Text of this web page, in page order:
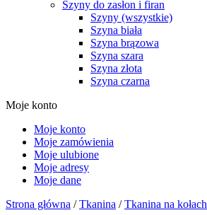
Szyny do zasłon i firan
Szyny (wszystkie)
Szyna biała
Szyna brązowa
Szyna szara
Szyna złota
Szyna czarna
Moje konto
Moje konto
Moje zamówienia
Moje ulubione
Moje adresy
Moje dane
Strona główna /Tkanina /Tkanina na kołach